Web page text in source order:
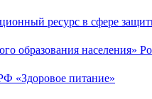
ресурс в сфере
образования населения»
«Здоровое питание»